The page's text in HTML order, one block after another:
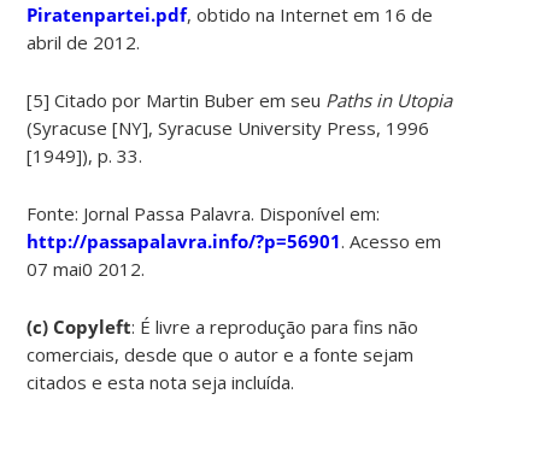
Piratenpartei.pdf, obtido na Internet em 16 de
abril de 2012.
[5] Citado por Martin Buber em seu Paths in Utopia
(Syracuse [NY], Syracuse University Press, 1996
[1949]), p. 33.
Fonte: Jornal Passa Palavra. Disponível em:
http://passapalavra.info/?p=56901. Acesso em
07 mai0 2012.
(c) Copyleft: É livre a reprodução para fins não
comerciais, desde que o autor e a fonte sejam
citados e esta nota seja incluída.